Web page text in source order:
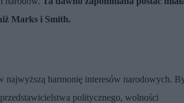
Marks i Smith.
najwyższą harmonię interesów narodowych.
politycznego, wolności